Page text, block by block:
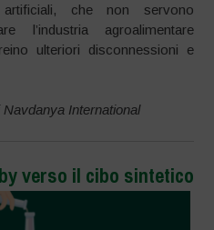
che non servono
l’industria agroalimentare
ulteriori disconnessioni e
International
verso il cibo sintetico